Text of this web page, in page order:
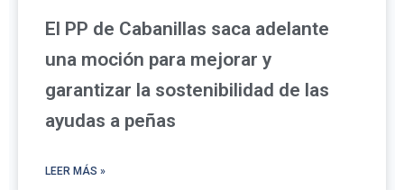
El PP de Cabanillas saca adelante
una moción para mejorar y
garantizar la sostenibilidad de las
ayudas a peñas
LEER MÁS »